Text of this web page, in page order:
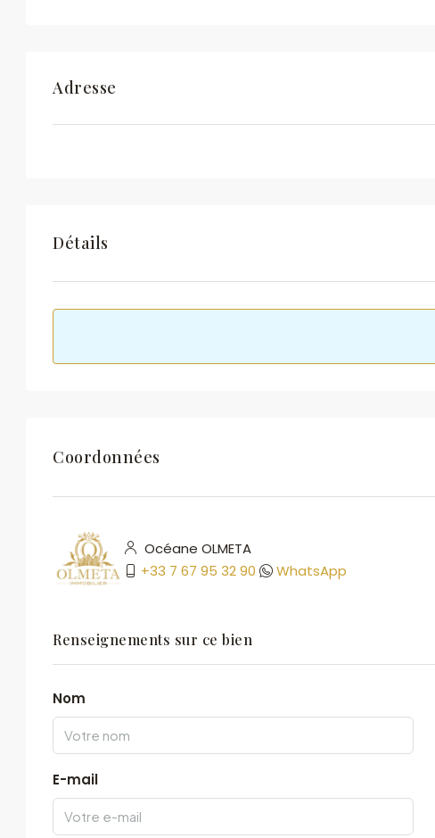
Adresse
Détails
Coordonnées
Océane OLMETA
+33 7 67 95 32 90
WhatsApp
Renseignements sur ce bien
Nom
E-mail